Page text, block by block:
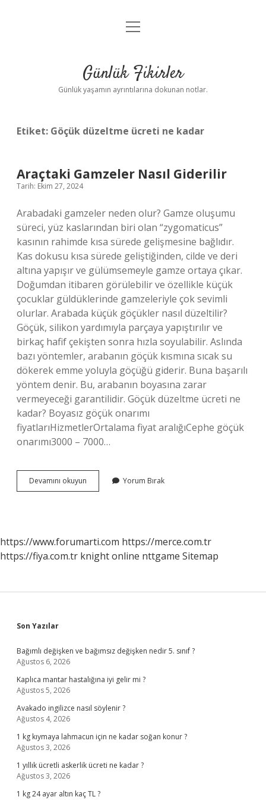
Anasayfa
Yasal Uyarı
menüyü
Günlük Fikirler
Günlük yaşamın ayrıntılarına dokunan notlar.
Etiket: Göçük düzeltme ücreti ne kadar
Araçtaki Gamzeler Nasıl Giderilir
Tarih: Ekim 27, 2024
Arabadaki gamzeler neden olur? Gamze oluşumu
süreci, yüz kaslarından biri olan “zygomaticus”
kasının rahimde kısa sürede gelişmesine bağlıdır.
Kas dokusu kısa sürede geliştiğinden, cilde ve deri
altına yapışır ve gülümsemeyle gamze ortaya çıkar.
Doğumdan itibaren görülebilir ve özellikle küçük
çocuklar güldüklerinde gamzeleriyle çok sevimli
olurlar. Arabada küçük göçükler nasıl düzeltilir?
Göçük, silikon yardımıyla parçaya yapıştırılır ve
birkaç hafif çekişten sonra hızla soyulabilir. Aslında
bazı yöntemler, arabanın göçük kısmına sıcak su
dökerek emme yoluyla göçüğü giderir. Buna başarılı
yöntem denir. Bu, arabanın boyasına zarar
vermeyeceği garantilidir. Göçük düzeltme ücreti ne
kadar? Boyasız göçük onarımı
fiyatlarıHizmetlerOrtalama fiyat aralığıCephe göçük
onarımı3000 – 7000…
Devamını okuyun Araçtaki
Gamzeler
Yorum Bırak
https://www.forumarti.com https://merce.com.tr
https://fiya.com.tr knight online nttgame Sitemap
Sidebar
Son Yazılar
Bağımlı değişken ve bağımsız değişken nedir 5. sınıf ?
Ağustos 6, 2026
Kaplıca mantar hastalığına iyi gelir mi ?
Ağustos 5, 2026
Avakado ingilizce nasıl söylenir ?
Ağustos 4, 2026
1 kg kıymaya lahmacun için ne kadar soğan konur ?
Ağustos 3, 2026
1 yıllık ücretli askerlik ücreti ne kadar ?
Ağustos 3, 2026
1 kg 24 ayar altın kaç TL ?